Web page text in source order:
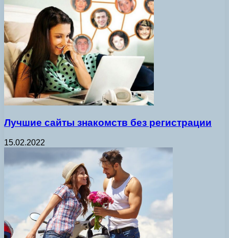
Лучшие сайты знакомств без регистрации
15.02.2022